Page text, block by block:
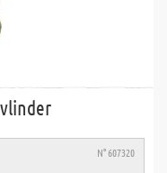
N° 607320